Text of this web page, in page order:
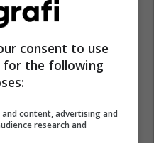
consent to use
for the following
content, advertising and
research and